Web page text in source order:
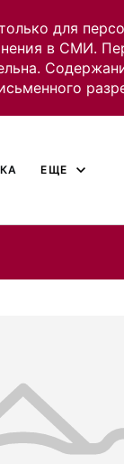
для
в СМИ.
ЕЩЕ